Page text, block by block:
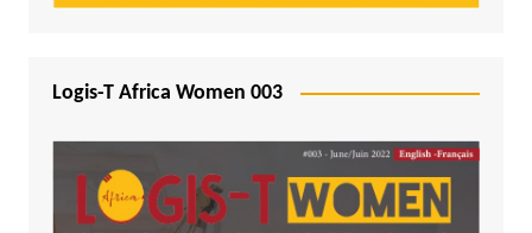
Logis-T Africa Women 003